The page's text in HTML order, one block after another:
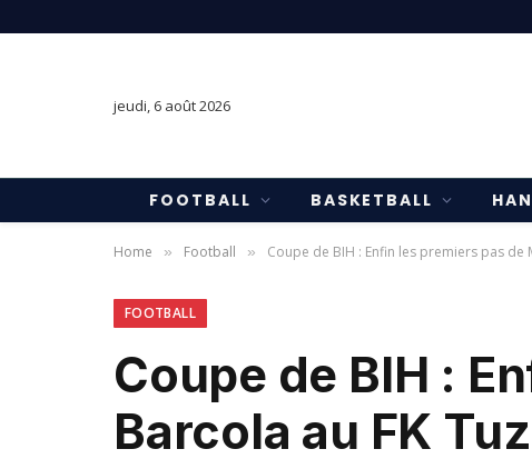
jeudi, 6 août 2026
FOOTBALL BASKETBALL
Home » Football » Coupe de BIH : Enfin les premiers pas de
FOOTBALL
Coupe de BIH :
Barcola au FK